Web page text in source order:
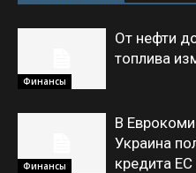
Финансы
От нефти
топлива
Финансы
В
Украина
кредита